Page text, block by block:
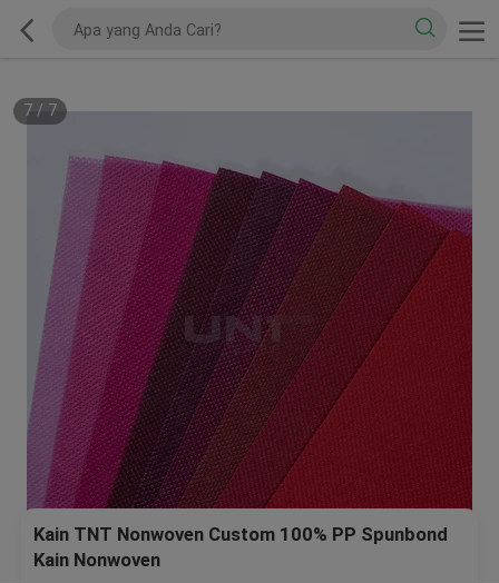
7/ 7
Kain TNT Nonwoven Custom 100% PP Spunbond
Kain Nonwoven